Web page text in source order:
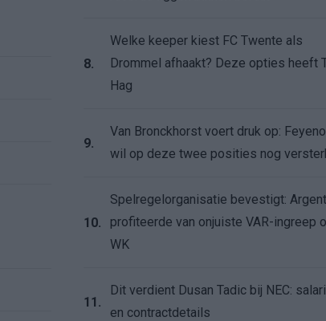
8.
Welke keeper kiest FC Twente als
Drommel afhaakt? Deze opties heeft
Hag
9.
Van Bronckhorst voert druk op:
wil op deze twee posities nog
10.
Spelregelorganisatie bevestigt:
profiteerde van onjuiste VAR-ingreep
WK
11.
Dit verdient Dusan Tadic bij NEC:
en contractdetails